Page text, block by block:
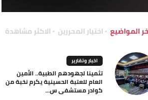
المواضيع اختيار المحررين الاكثر مشاهدة
اخبار وتقارير
تثمينا لجهودهم الطبية.. الأمين
العام للعتبة الحسينية يكرم نخبة من
كوادر مستشفى س...